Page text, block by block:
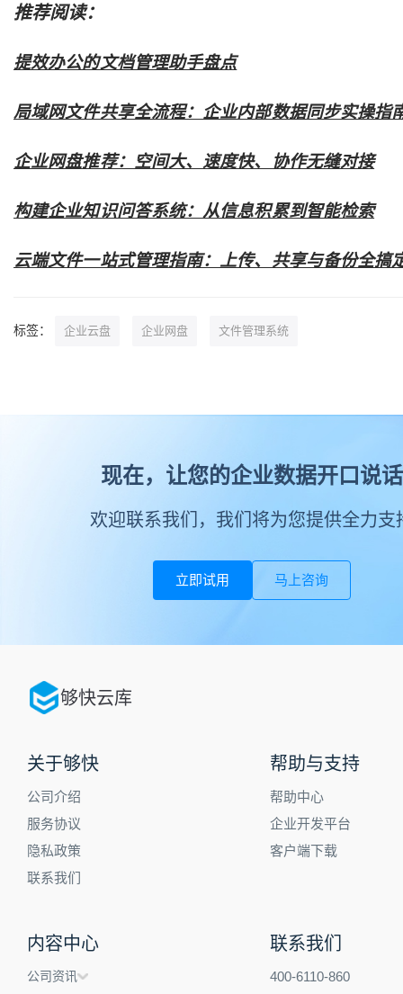
推荐阅读：
提效办公的文档管理助手盘点
局域网文件共享全流程：企业内部数据同步实操指
企业网盘推荐：空间大、速度快、协作无缝对接
构建企业知识问答系统：从信息积累到智能检索
云端文件一站式管理指南：上传、共享与备份全搞
标签： 企业云盘 企业网盘 文件管理系统
现在，让您的企业数据开口说话
欢迎联系我们，我们将为您提供全力支
立即试用 马上咨询
够快云库
关于够快
公司介绍
服务协议
隐私政策
联系我们
帮助与支持
帮助中心
企业开发平台
客户端下载
内容中心
公司资讯
联系我们
400-6110-860